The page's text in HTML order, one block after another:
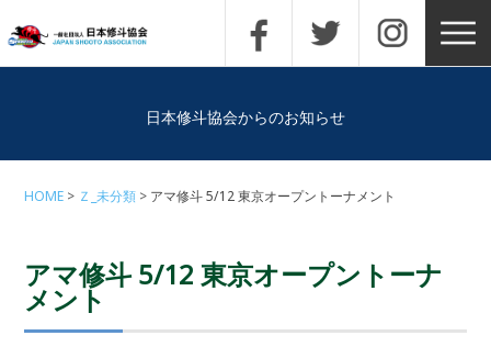
日本修斗協会からのお知らせ
HOME Ｚ_未分類 アマ修斗 5/12 東京オープントーナメント
アマ修斗 5/12 東京オープントーナ
メント